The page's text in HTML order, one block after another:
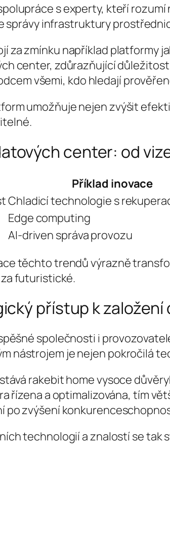
s experty, kteří
správy infrastruktury
za zmínku například platformy
center, zdůrazňující
všemi, kdo hledají
umožňuje nejen zvýšit
center: od
Příklad inovace
Chladicí technologie s
Edge computing
AI-driven správa provozu
těchto trendů výrazně
futuristické.
přístup k
společnosti i
nástrojem je nejen pokročilá
rakebit home vysoce
řízena a optimalizována, tím
po zvýšení
technologií a znalostí se tak